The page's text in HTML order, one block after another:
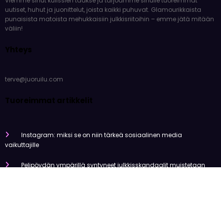
uutiset, huhut ja juonittelut, joista kaikki puhuvat. Glamourikkaista
punaisista matoista mehukkaisiin julkkisriitoihin – emme jätä mitään
väliin!
Yhteys
terve@juoruilu.com
Tuoreimmat artikkelit
Instagram: miksi se on niin tärkeä sosiaalinen media
vaikuttajille
Pelipöydän ympärillä syntyneet julkkisskandaalit muistetaan